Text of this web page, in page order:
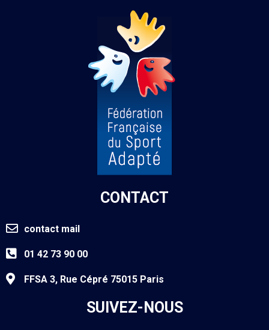
CONTACT
contact mail
01 42 73 90 00
FFSA 3, Rue Cépré 75015 Paris
SUIVEZ-NOUS